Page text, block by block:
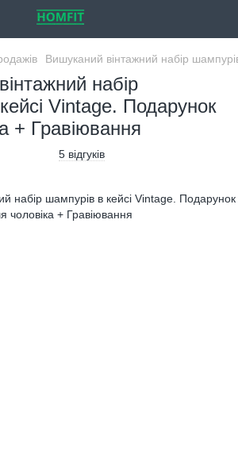
Вишуканий вінтажний набір
набір
Vintage. Подарунок
+ Гравіювання
5 відгуків